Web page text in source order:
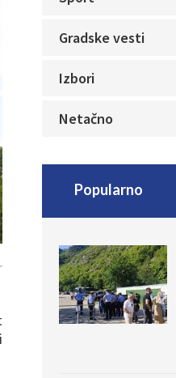
Gradske vesti
Izbori
Netačno
Popularno